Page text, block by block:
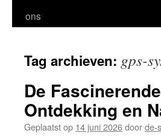
naar
inhoud
ons
Tag archieven: gps-
De
Ontdekking en
Geplaatst op 14 juni 2026doorde-